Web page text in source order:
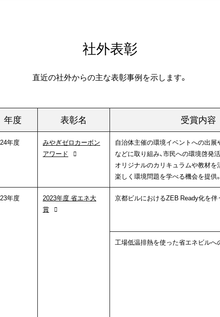
社外表彰
直近の社外からの主な表彰事例を示します。
年度 表彰名 受賞内容
年度
みやぎゼロカーボン
アワード
自治体主催の環境イベントへの出展
などに取り組み、市民への環境啓発
オリジナルのカリキュラムや教材を
楽しく環境問題を学べる機会を提供
年度
2023年度 省エネ大
賞
京都ビルにおけるZEB Ready化を伴
工場低温排熱を使った省エネビルへ